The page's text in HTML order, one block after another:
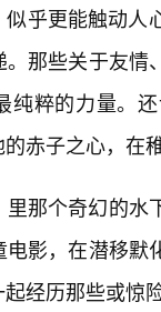
乎更能触动
那些关于友
纯粹的力量。
赤子之心，在
里那个奇幻的
影，在潜移
经历那些或惊